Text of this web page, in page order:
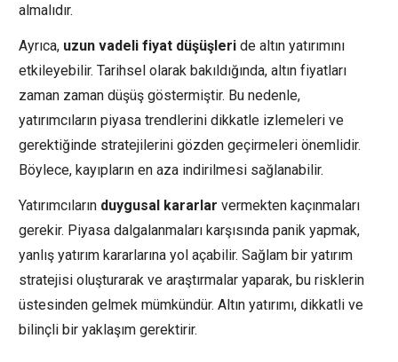
almalıdır.
Ayrıca, uzun vadeli fiyat düşüşleri de altın yatırımını
etkileyebilir. Tarihsel olarak bakıldığında, altın fiyatları
zaman zaman düşüş göstermiştir. Bu nedenle,
yatırımcıların piyasa trendlerini dikkatle izlemeleri ve
gerektiğinde stratejilerini gözden geçirmeleri önemlidir.
Böylece, kayıpların en aza indirilmesi sağlanabilir.
Yatırımcıların duygusal kararlar vermekten kaçınmaları
gerekir. Piyasa dalgalanmaları karşısında panik yapmak,
yanlış yatırım kararlarına yol açabilir. Sağlam bir yatırım
stratejisi oluşturarak ve araştırmalar yaparak, bu risklerin
üstesinden gelmek mümkündür. Altın yatırımı, dikkatli ve
bilinçli bir yaklaşım gerektirir.